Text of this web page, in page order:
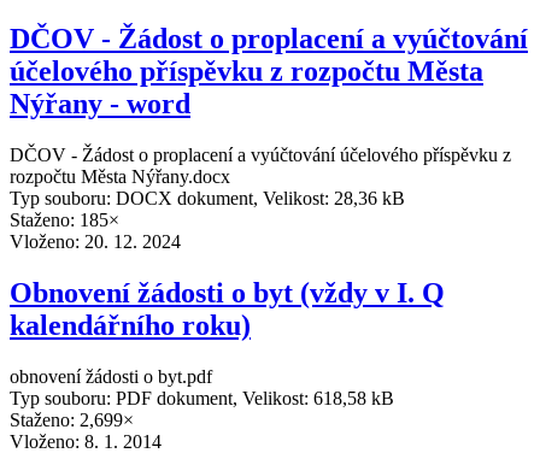
DČOV - Žádost o proplacení a vyúčtování
účelového příspěvku z rozpočtu Města
Nýřany - word
DČOV - Žádost o proplacení a vyúčtování účelového příspěvku z
rozpočtu Města Nýřany.docx
Typ souboru: DOCX dokument, Velikost: 28,36 kB
Staženo: 185×
Vloženo: 20. 12. 2024
Obnovení žádosti o byt (vždy v I. Q
kalendářního roku)
obnovení žádosti o byt.pdf
Typ souboru: PDF dokument, Velikost: 618,58 kB
Staženo: 2,699×
Vloženo: 8. 1. 2014